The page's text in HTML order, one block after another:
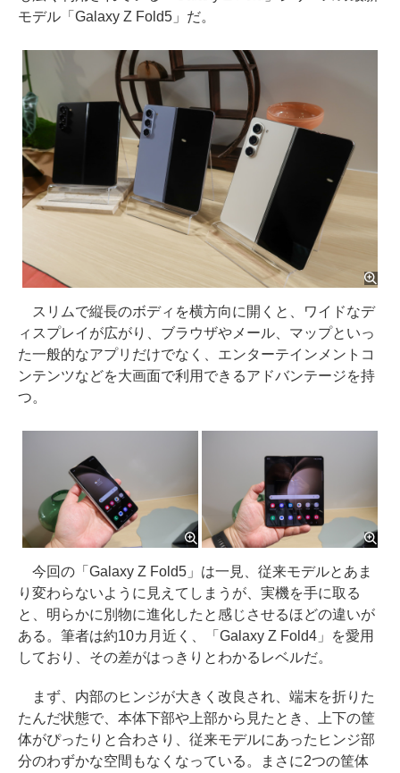
モデル「Galaxy Z Fold5」だ。
スリムで縦長のボディを横方向に開くと、ワイドなデ
ィスプレイが広がり、ブラウザやメール、マップといっ
た一般的なアプリだけでなく、エンターテインメントコ
ンテンツなどを大画面で利用できるアドバンテージを持
つ。
今回の「Galaxy Z Fold5」は一見、従来モデルとあま
り変わらないように見えてしまうが、実機を手に取る
と、明らかに別物に進化したと感じさせるほどの違いが
ある。筆者は約10カ月近く、「Galaxy Z Fold4」を愛用
しており、その差がはっきりとわかるレベルだ。
まず、内部のヒンジが大きく改良され、端末を折りた
たんだ状態で、本体下部や上部から見たとき、上下の筐
体がぴったりと合わさり、従来モデルにあったヒンジ部
分のわずかな空間もなくなっている。まさに2つの筐体